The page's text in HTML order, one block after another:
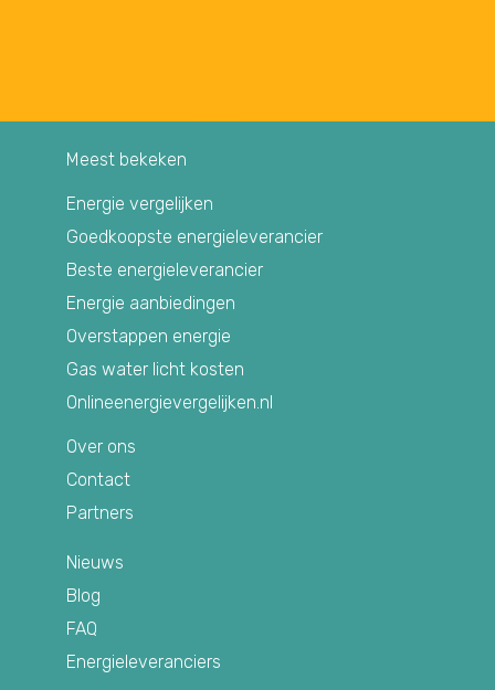
Meest bekeken
Energie vergelijken
Goedkoopste energieleverancier
Beste energieleverancier
Energie aanbiedingen
Overstappen energie
Gas water licht kosten
Onlineenergievergelijken.nl
Over ons
Contact
Partners
Nieuws
Blog
FAQ
Energieleveranciers